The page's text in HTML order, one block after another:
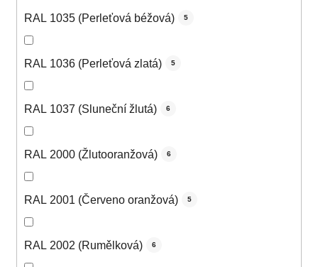
RAL 1035 (Perleťová béžová) 5
RAL 1036 (Perleťová zlatá) 5
RAL 1037 (Sluneční žlutá) 6
RAL 2000 (Žlutooranžová) 6
RAL 2001 (Červeno oranžová) 5
RAL 2002 (Rumělková) 6